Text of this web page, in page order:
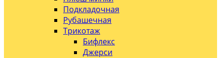
Подкладочная
Рубашечная
Трикотаж
Бифлекс
Джерси